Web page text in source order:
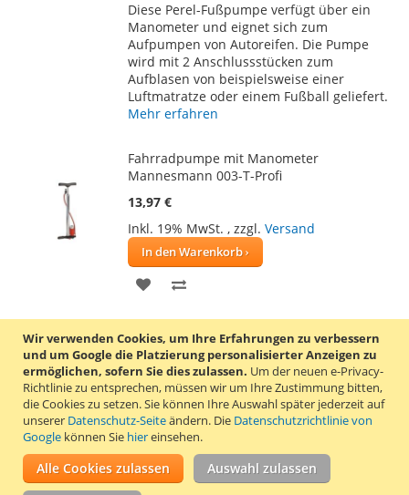
Wir verwenden Cookies, um Ihre Erfahrungen zu verbessern
und um Google die Platzierung personalisierter Anzeigen zu
ermöglichen, sofern Sie dies zulassen. Um der neuen e-Privacy-
Richtlinie zu entsprechen, müssen wir um Ihre Zustimmung bitten,
die Cookies zu setzen.Sie können Ihre Auswahl später jederzeit auf
unserer Datenschutz-Seiteändern. Die Datenschutzrichtlinie von
Google können Sie hiereinsehen.
Alle Cookies zulassen Auswahl zulassen
HINZUFÜGEN
HINZUFÜGEN
Diese Perel-Fußpumpe verfügt über ein
Manometer und eignet sich zum
Aufpumpen von Autoreifen. Die Pumpe
wird mit 2 Anschlussstücken zum
Aufblasen von beispielsweise einer
Luftmatratze oder einem Fußball geliefert.
Mehr erfahren
Fahrradpumpe mit Manometer
Mannesmann 003-T-Profi
13,97 €
Inkl. 19% MwSt. , zzgl. Versand
In den Warenkorb
ZUR
HINZUFÜGEN
HINZUFÜGEN
Diese robuste Handpumpe aus Metall von
Mannesmann verfügt über ein Manometer
mit einer Anzeige bis max. 7 bar.Mehr
erfahren
Fußpumpe mit Manometer Mannesmann
001-T-PROFI
13,67 €